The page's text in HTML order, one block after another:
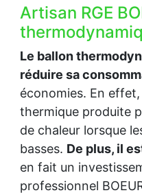
Artisan RGE
Le ballon
réduire sa
économies. En
thermique produite
de chaleur lorsque
basses. De plus, il
en fait un
professionnel